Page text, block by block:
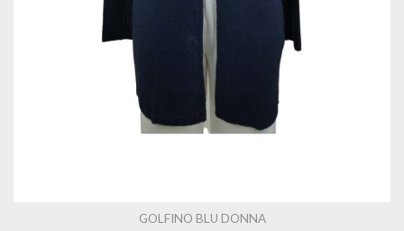
GOLFINO BLU DONNA